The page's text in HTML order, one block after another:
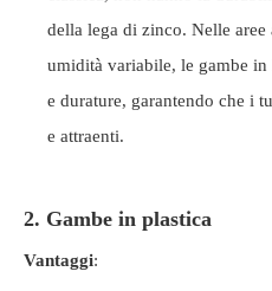
della lega di zinco. Nelle
umidità variabile, le gambe
e durature, garantendo che i
e attraenti.
2. Gambe in plastica
Vantaggi: